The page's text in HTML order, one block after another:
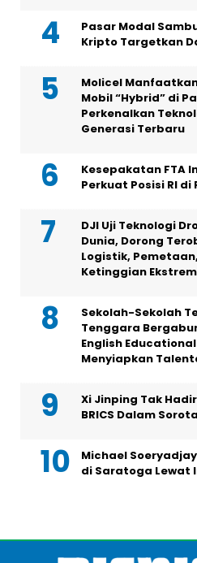
Pasar Modal
Kripto Targetkan
Molicel
Mobil “Hybrid” di
Perkenalkan
Generasi Terbaru
Kesepakatan FTA
Perkuat Posisi RI
DJI Uji Teknologi
Dunia, Dorong
Logistik,
Ketinggian Ekstrem
Sekolah-Sekolah
Tenggara
English
Menyiapkan
Xi Jinping Tak
BRICS Dalam
Michael
di Saratoga Lewat